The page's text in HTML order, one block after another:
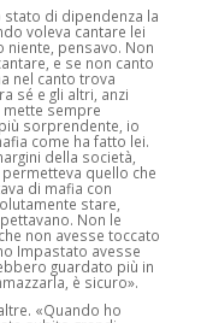
di dipendenza la
voleva cantare lei
niente, pensavo. Non
e se non canto
nel canto trova
sé e gli altri, anzi
mette sempre
sorprendente, io
come ha fatto lei.
della società,
quello che
di mafia con
stare,
Non le
non avesse toccato
Impastato avesse
guardato più in
è sicuro».
«Quando ho